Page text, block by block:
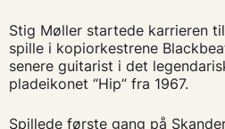
Stig Møller startede karrieren
spille i kopiorkestrene
senere guitarist i det
pladeikonet “Hip” fra 1967.
Spillede første gang på